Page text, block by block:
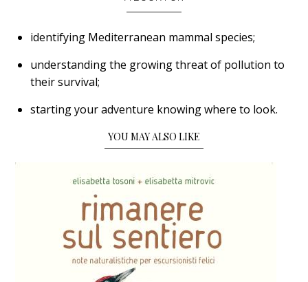
identifying Mediterranean mammal species;
understanding the growing threat of pollution to
their survival;
starting your adventure knowing where to look.
YOU MAY ALSO LIKE